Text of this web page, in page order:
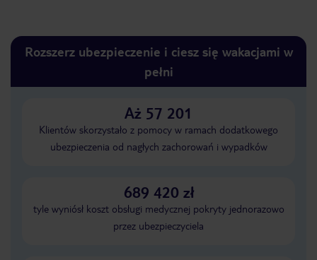
Rozszerz ubezpieczenie i ciesz się wakacjami w
pełni
Aż 57 201
Klientów skorzystało z pomocy w ramach dodatkowego
ubezpieczenia od nagłych zachorowań i wypadków
689 420 zł
tyle wyniósł koszt obsługi medycznej pokryty jednorazowo
przez ubezpieczyciela